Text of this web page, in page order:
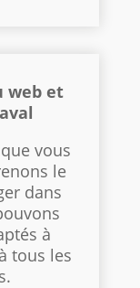
web et
vous
le
dans
à
tous les